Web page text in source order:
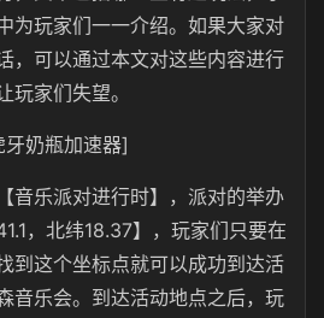
为玩家们一一介绍。如果大家对
，可以通过本文对这些内容进行
玩家们失望。
牙奶瓶加速器]
音乐派对进行时】，派对的举办
，北纬18.37】，玩家们只要在
到这个坐标点就可以成功到达活
音乐会。到达活动地点之后，玩